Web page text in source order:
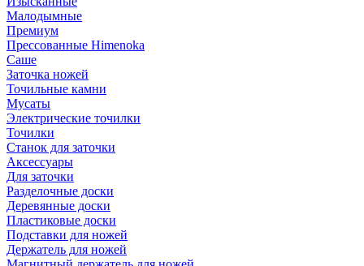
Малодымные
Премиум
Прессованные Himenoka
Саше
Заточка ножей
Точильные камни
Мусаты
Электрические точилки
Точилки
Станок для заточки
Аксессуары
Для заточки
Разделочные доски
Деревянные доски
Пластиковые доски
Подставки для ножей
Держатель для ножей